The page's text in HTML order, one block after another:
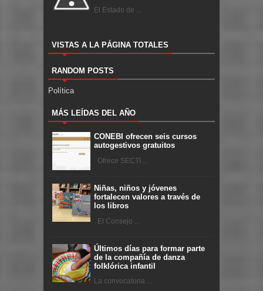
El Estado de ...
VISTAS A LA PÁGINA TOTALES
RANDOM POSTS
Política
MÁS LEÍDAS DEL AÑO
CONEBI ofrecen seis cursos
autogestivos gratuitos
Ofrece SECTI ...
Niñas, niños y jóvenes
fortalecen valores a través de
los libros
El Consejo ...
Últimos días para formar parte
de la compañía de danza
folklórica infantil
La convocatoria ...